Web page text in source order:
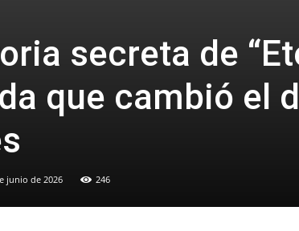
secreta de
que cambió el
junio de 2026 246